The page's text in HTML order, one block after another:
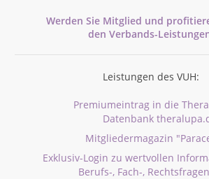
Werden Sie Mitglied und
den Verbands-
Leistungen des VUH:
Premiumeintrag in die
Datenbank
Mitgliedermagazin
Exklusiv-Login zu wertvollen
Berufs-, Fach-,